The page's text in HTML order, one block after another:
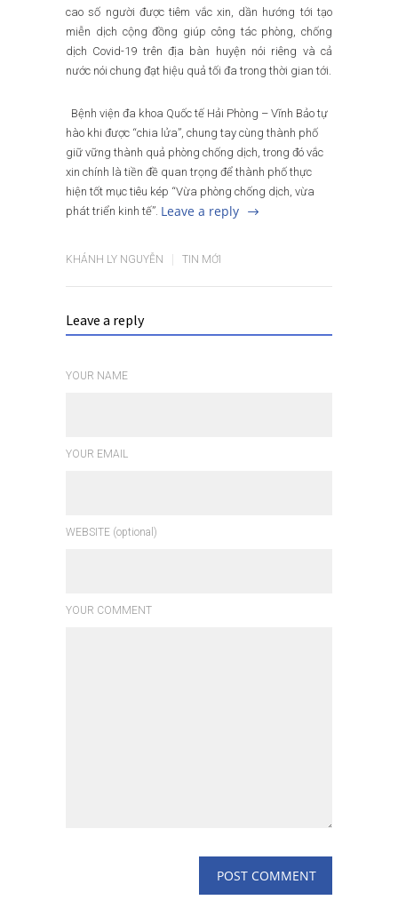
cao số người được tiêm vắc xin, dần hướng tới tạo
miễn dịch cộng đồng giúp công tác phòng, chống
dịch Covid-19 trên địa bàn huyện nói riêng và cả
nước nói chung đạt hiệu quả tối đa trong thời gian tới.
Bệnh viện đa khoa Quốc tế Hải Phòng – Vĩnh Bảo tự
hào khi được “chia lửa”, chung tay cùng thành phố
giữ vững thành quả phòng chống dịch, trong đó vắc
xin chính là tiền đề quan trọng để thành phố thực
hiện tốt mục tiêu kép “Vừa phòng chống dịch, vừa
phát triển kinh tế”. Leave a reply
KHÁNH LY NGUYỄN TIN MỚI
Leave a reply
YOUR NAME
YOUR EMAIL
WEBSITE (optional)
YOUR COMMENT